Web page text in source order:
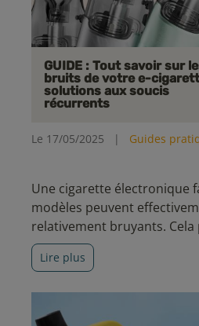
GUIDE : Tout savoir sur
bruits de votre e-
solutions aux soucis
récurrents
Le 17/05/2025 | Guides
Une cigarette électronique
modèles peuvent
relativement bruyants.
glouglouter voire même
un peu de logique, vous
Lire plus